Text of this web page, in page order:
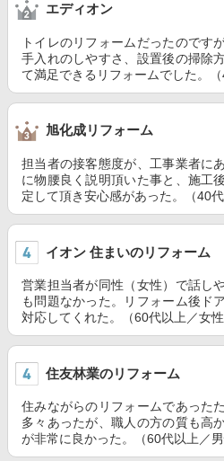
エディオン
トイレのリフォームだったのです
手入れのしやすさ、設置後の掃除
て満足できるリフォームでした。（
旭化成リフォーム
担当者の接客態度が、工事業者に
に物腰良く説明頂いた事と、施工
定して頂き安心感があった。（40代
イオン 住まいのリフォーム
営業担当者が同性（女性）で話し
も問題なかった。リフォーム後ド
対応してくれた。（60代以上／女性
住友林業のリフォーム
住みながらのリフォームであった
多々あったが、職人の方の質も高
が非常に良かった。（60代以上／男